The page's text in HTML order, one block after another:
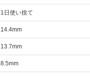
1日使い捨て
14.4mm
13.7mm
8.5mm